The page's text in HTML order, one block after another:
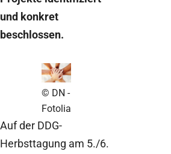
und konkret
beschlossen.
© DN -
Fotolia
Auf der DDG-
Herbsttagung am 5./6.